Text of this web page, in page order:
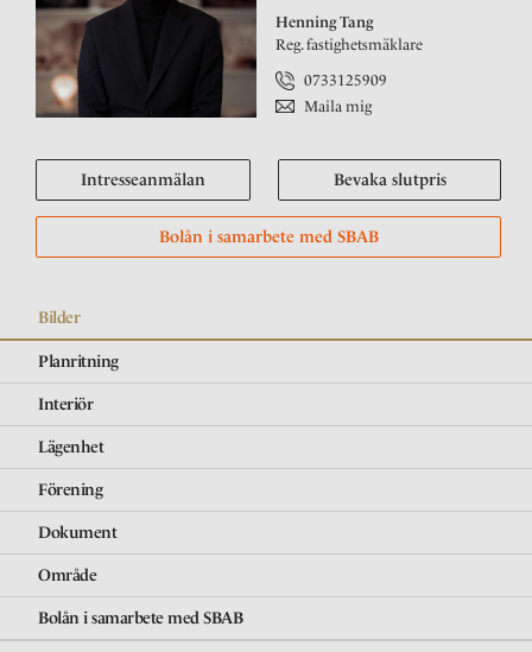
Henning Tang
Reg. fastighetsmäklare
0733125909
Maila mig
Intresseanmälan Bevaka slutpris
Bolån i samarbete med SBAB
Bilder
Planritning
Interiör
Lägenhet
Förening
Dokument
Område
Bolån i samarbete med SBAB